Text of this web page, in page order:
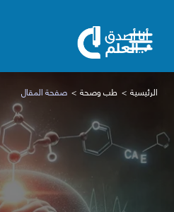
الرئيسية طب وصحة صفحة المقال